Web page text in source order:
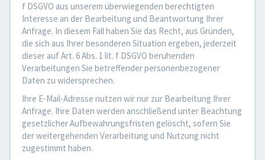
f DSGVO aus unserem überwiegenden berechtigten
Interesse an der Bearbeitung und Beantwortung Ihrer
Anfrage. In diesem Fall haben Sie das Recht, aus Gründen,
die sich aus Ihrer besonderen Situation ergeben, jederzeit
dieser auf Art. 6 Abs. 1 lit. f DSGVO beruhenden
Verarbeitungen Sie betreffender personenbezogener
Daten zu widersprechen.
Ihre E-Mail-Adresse nutzen wir nur zur Bearbeitung Ihrer
Anfrage. Ihre Daten werden anschließend unter Beachtung
gesetzlicher Aufbewahrungsfristen gelöscht, sofern Sie
der weitergehenden Verarbeitung und Nutzung nicht
zugestimmt haben.